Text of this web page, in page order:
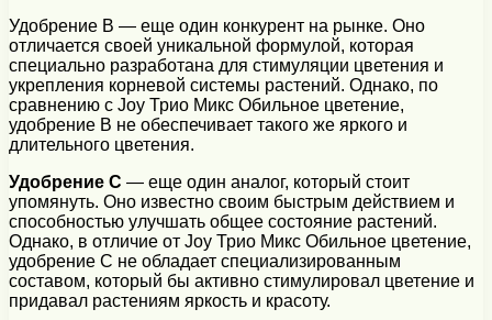
Удобрение B — еще один конкурент на рынке. Оно
отличается своей уникальной формулой, которая
специально разработана для стимуляции цветения и
укрепления корневой системы растений. Однако, по
сравнению с Joy Трио Микс Обильное цветение,
удобрение B не обеспечивает такого же яркого и
длительного цветения.
Удобрение C — еще один аналог, который стоит
упомянуть. Оно известно своим быстрым действием и
способностью улучшать общее состояние растений.
Однако, в отличие от Joy Трио Микс Обильное цветение,
удобрение C не обладает специализированным
составом, который бы активно стимулировал цветение и
придавал растениям яркость и красоту.